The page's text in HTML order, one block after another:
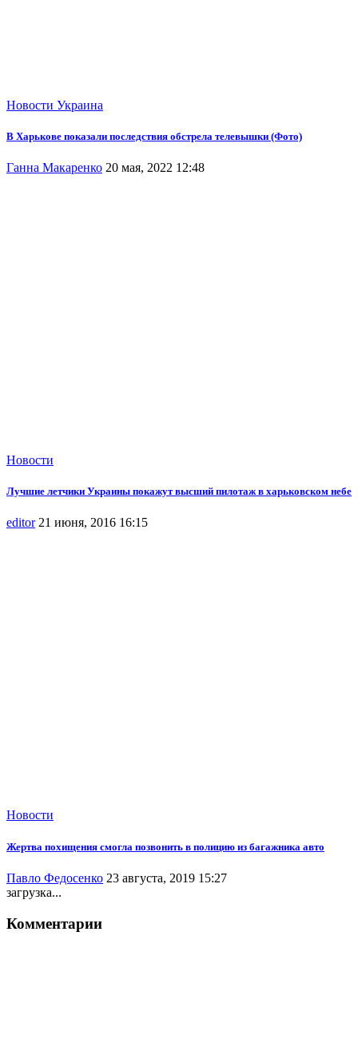
Новости Украина
В Харькове показали последствия обстрела телевышки (Фото)
Ганна Макаренко 20 мая, 2022 12:48
Новости
Лучшие летчики Украины покажут высший пилотаж в харьковском небе
editor 21 июня, 2016 16:15
Новости
Жертва похищения смогла позвонить в полицию из багажника авто
Павло Федосенко 23 августа, 2019 15:27
загрузка...
Комментарии